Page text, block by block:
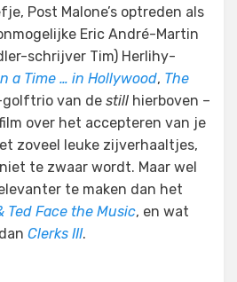
Post Malone’s optreden als
Eric André-Martin
schrijver Tim) Herlihy-
a Time … in Hollywood, The
golftrio van de still hierboven –
over het accepteren van je
zoveel leuke zijverhaaltjes,
te zwaar wordt. Maar wel
te maken dan het
Ted Face the Music, en wat
Clerks III.